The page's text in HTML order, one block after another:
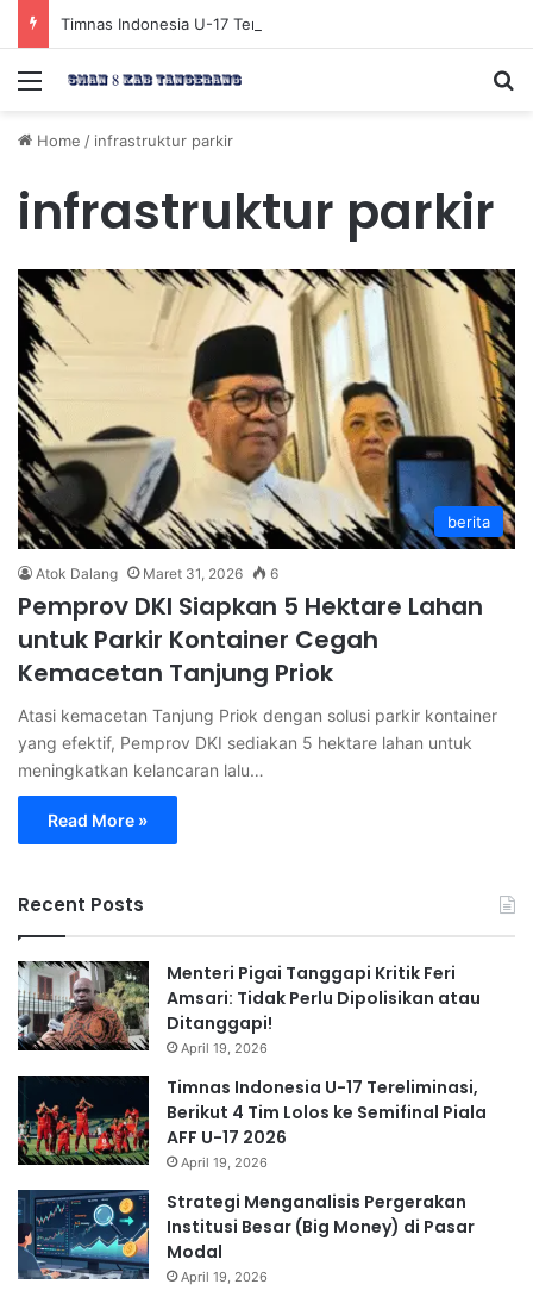
Menu
Home / infrastruktur parkir
infrastruktur parkir
berita
Atok Dalang Maret 31, 2026 6
Pemprov DKI Siapkan 5 Hektare Lahan
untuk Parkir Kontainer Cegah
Kemacetan Tanjung Priok
Atasi kemacetan Tanjung Priok dengan solusi parkir kontainer
yang efektif, Pemprov DKI sediakan 5 hektare lahan untuk
meningkatkan kelancaran lalu…
Read More »
Recent Posts
Menteri Pigai Tanggapi Kritik Feri
Amsari: Tidak Perlu Dipolisikan atau
Ditanggapi!
April 19, 2026
Timnas Indonesia U-17 Tereliminasi,
Berikut 4 Tim Lolos ke Semifinal Piala
AFF U-17 2026
April 19, 2026
Strategi Menganalisis Pergerakan
Institusi Besar (Big Money) di Pasar
Modal
April 19, 2026